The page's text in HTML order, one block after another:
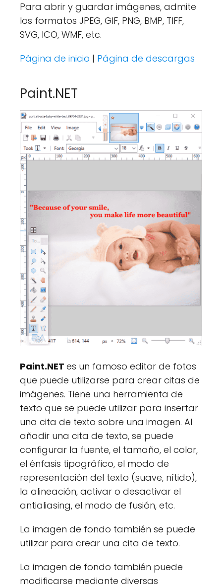
Para abrir y guardar imágenes, admite
los formatos JPEG, GIF, PNG, BMP, TIFF,
SVG, ICO, WMF, etc.
Página de inicio | Página de descargas
Paint.NET
Paint.NET es un famoso editor de fotos
que puede utilizarse para crear citas de
imágenes. Tiene una herramienta de
texto que se puede utilizar para insertar
una cita de texto sobre una imagen. Al
añadir una cita de texto, se puede
configurar la fuente, el tamaño, el color,
el énfasis tipográfico, el modo de
representación del texto (suave, nítido),
la alineación, activar o desactivar el
antialiasing, el modo de fusión, etc.
La imagen de fondo también se puede
utilizar para crear una cita de texto.
La imagen de fondo también puede
modificarse mediante diversas